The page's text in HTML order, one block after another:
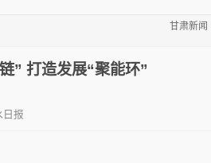
甘肃新闻
” 打造发展“聚能环”
日报